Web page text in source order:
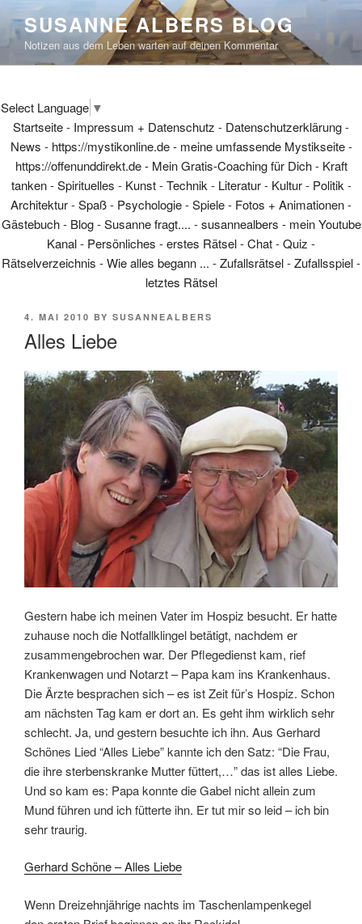
content
SUSANNE ALBERS BLOG
Notizen aus dem Leben warten auf deinen Kommentar
Select Language ▼
Startseite- Impressum + Datenschutz - Datenschutzerklärung-
News - https://mystikonline.de - meine umfassende Mystikseite-
https://offenunddirekt.de - Mein Gratis-Coaching für Dich- Kraft
tanken-Spirituelles - Kunst-Technik - Literatur- Kultur- Politik -
Architektur-Spaß- Psychologie-Spiele- Fotos + Animationen-
Gästebuch- Blog-Susanne fragt.... -susannealbers - mein Youtube
Kanal- Persönliches -erstes Rätsel-Chat-Quiz -
Rätselverzeichnis -Wie alles begann ... -Zufallsrätsel-Zufallsspiel-
letztes Rätsel
POSTED
4. MAI 2010 BY SUSANNEALBERS
Alles Liebe
Gestern habe ich meinen Vater im Hospiz besucht. Er hatte
zuhause noch die Notfallklingel betätigt, nachdem er
zusammengebrochen war. Der Pflegedienst kam, rief
Krankenwagen und Notarzt – Papa kam ins Krankenhaus.
Die Ärzte besprachen sich – es ist Zeit für’s Hospiz. Schon
am nächsten Tag kam er dort an. Es geht ihm wirklich sehr
schlecht. Ja, und gestern besuchte ich ihn. Aus Gerhard
Schönes Lied “Alles Liebe” kannte ich den Satz: “Die Frau,
die ihre sterbenskranke Mutter füttert,…” das ist alles Liebe.
Und so kam es: Papa konnte die Gabel nicht allein zum
Mund führen und ich fütterte ihn. Er tut mir so leid – ich bin
sehr traurig.
Gerhard Schöne – Alles Liebe
Wenn Dreizehnjährige nachts im Taschenlampenkegel